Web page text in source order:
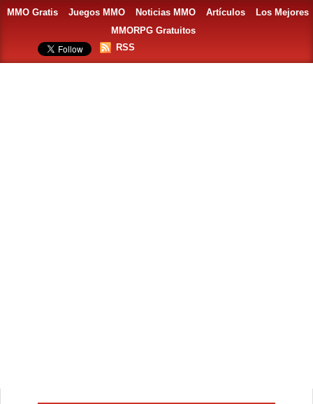
MMO Gratis Juegos MMO Noticias MMO Artículos
Los Mejores
MMORPG Gratuitos
RSS